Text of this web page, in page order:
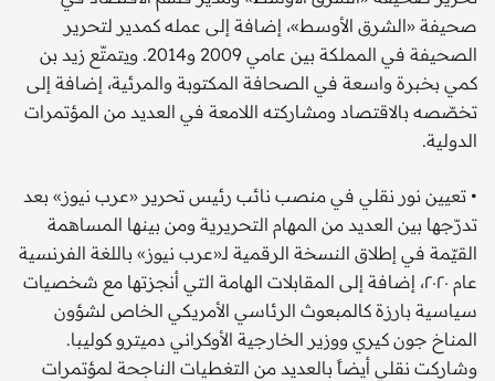
صحيفة «الشرق الأوسط»، إضافة إلى عمله كمدير لتحرير
الصحيفة في المملكة بين عامي 2009 و2014. ويتمتّع زيد بن
كمي بخبرة واسعة في الصحافة المكتوبة والمرئية، إضافة إلى
تخصّصه بالاقتصاد ومشاركته اللامعة في العديد من المؤتمرات
الدولية.
• تعيين نور نقلي في منصب نائب رئيس تحرير «عرب نيوز» بعد
تدرّجها بين العديد من المهام التحريرية ومن بينها المساهمة
القيّمة في إطلاق النسخة الرقمية لـ«عرب نيوز» باللغة الفرنسية
عام ٢٠٢٠، إضافة إلى المقابلات الهامة التي أنجزتها مع شخصيات
سياسية بارزة كالمبعوث الرئاسي الأمريكي الخاص لشؤون
المناخ جون كيري ووزير الخارجية الأوكراني دميترو كوليبا.
وشاركت نقلي أيضاً بالعديد من التغطيات الناجحة لمؤتمرات